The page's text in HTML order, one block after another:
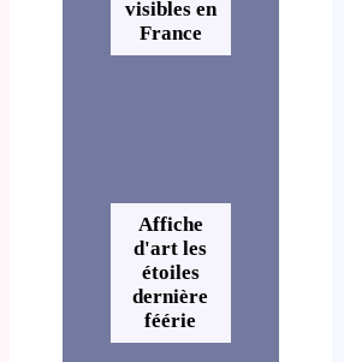
visibles en
France
Affiche
d'art les
étoiles
dernière
féérie